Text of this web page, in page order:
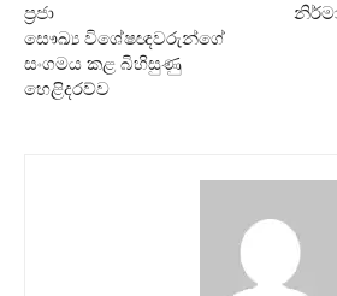
ප්‍රජා
සෞඛ්‍ය විශේෂඥවරුන්ගේ
සංගමය කළ බිහිසුණු
හෙළිදරව්ව